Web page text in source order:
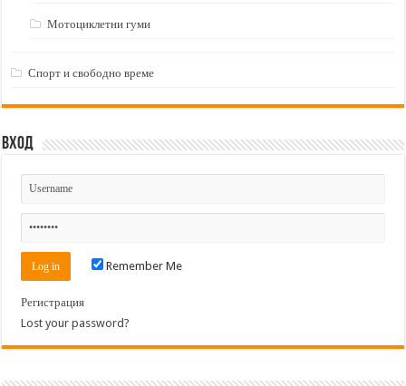
Мотоциклетни гуми
Спорт и свободно време
Вход
Remember Me
Регистрация
Lost your password?